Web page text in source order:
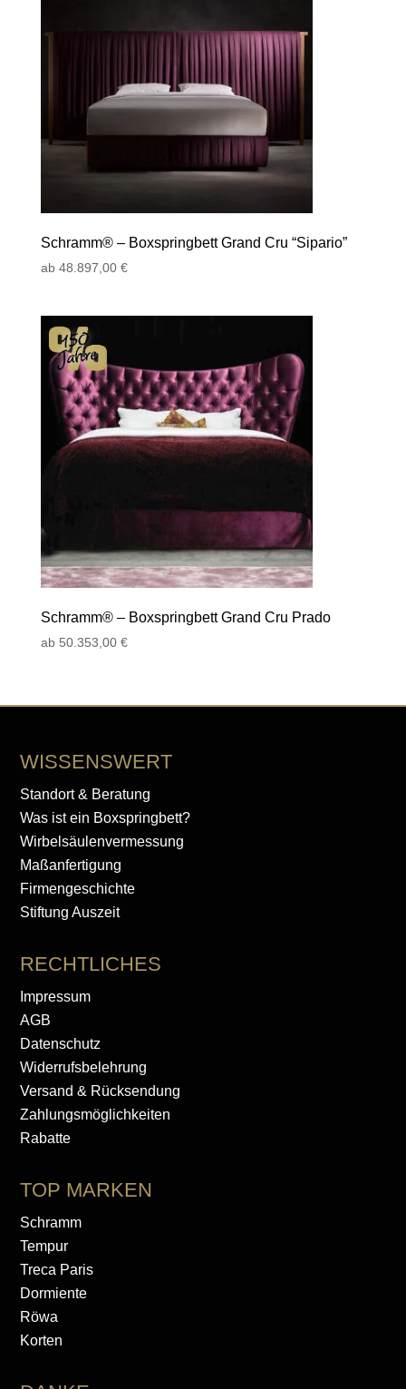
Schramm® – Boxspringbett Grand Cru “Sipario”
ab 48.897,00 €
Schramm® – Boxspringbett Grand Cru Prado
ab 50.353,00 €
WISSENSWERT
Standort & Beratung
Was ist ein Boxspringbett?
Wirbelsäulenvermessung
Maßanfertigung
Firmengeschichte
Stiftung Auszeit
RECHTLICHES
Impressum
AGB
Datenschutz
Widerrufsbelehrung
Versand & Rücksendung
Zahlungsmöglichkeiten
Rabatte
TOP MARKEN
Schramm
Tempur
Treca Paris
Dormiente
Röwa
Korten